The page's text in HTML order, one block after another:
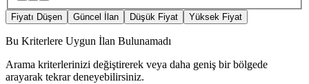
Fiyatı Düşen Güncel İlan Düşük Fiyat Yüksek Fiyat
Bu Kriterlere Uygun İlan Bulunamadı
Arama kriterlerinizi değiştirerek veya daha geniş bir bölgede
arayarak tekrar deneyebilirsiniz.